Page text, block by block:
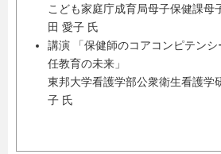
こども家庭庁成育局母子保健課
田 愛子 氏
講演 「保健師のコアコンピテン
任教育の未来」
東邦大学看護学部公衆衛生看護
子 氏